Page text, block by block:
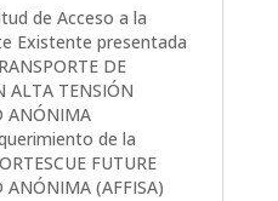
de Acceso a la
Existente presentada
DE
ALTA TENSIÓN
ANÓNIMA
de la
FUTURE
ANÓNIMA (AFFISA)